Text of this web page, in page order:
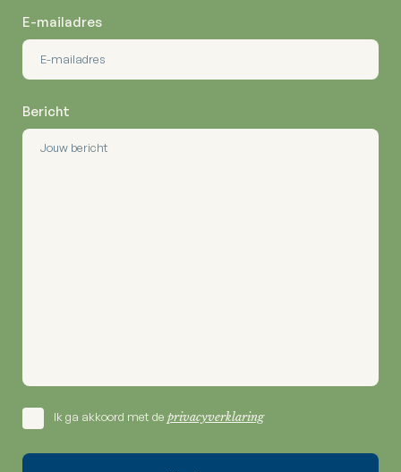
E-mailadres
Bericht
Ik ga akkoord met de privacyverklaring